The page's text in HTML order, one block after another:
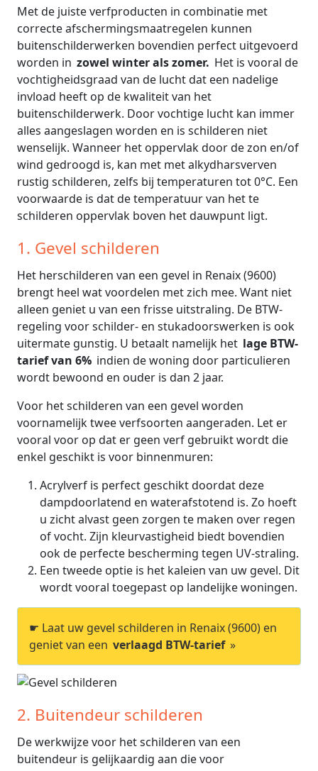
Met de juiste verfproducten in combinatie met
correcte afschermingsmaatregelen kunnen
buitenschilderwerken bovendien perfect uitgevoerd
worden in zowel winter als zomer. Het is vooral de
vochtigheidsgraad van de lucht dat een nadelige
invload heeft op de kwaliteit van het
buitenschilderwerk. Door vochtige lucht kan immer
alles aangeslagen worden en is schilderen niet
wenselijk. Wanneer het oppervlak door de zon en/of
wind gedroogd is, kan met met alkydharsverven
rustig schilderen, zelfs bij temperaturen tot 0°C. Een
voorwaarde is dat de temperatuur van het te
schilderen oppervlak boven het dauwpunt ligt.
1. Gevel schilderen
Het herschilderen van een gevel in Renaix (9600)
brengt heel wat voordelen met zich mee. Want niet
alleen geniet u van een frisse uitstraling. De BTW-
regeling voor schilder- en stukadoorswerken is ook
uitermate gunstig. U betaalt namelijk het lage BTW-
tarief van 6% indien de woning door particulieren
wordt bewoond en ouder is dan 2 jaar.
Voor het schilderen van een gevel worden
voornamelijk twee verfsoorten aangeraden. Let er
vooral voor op dat er geen verf gebruikt wordt die
enkel geschikt is voor binnenmuren:
Acrylverf is perfect geschikt doordat deze
dampdoorlatend en waterafstotend is. Zo hoeft
u zicht alvast geen zorgen te maken over regen
of vocht. Zijn kleurvastigheid biedt bovendien
ook de perfecte bescherming tegen UV-straling.
Een tweede optie is het kaleien van uw gevel. Dit
wordt vooral toegepast op landelijke woningen.
☛ Laat uw gevel schilderen in Renaix (9600) en
geniet van een verlaagd BTW-tarief »
2. Buitendeur schilderen
De werkwijze voor het schilderen van een
buitendeur is gelijkaardig aan die voor